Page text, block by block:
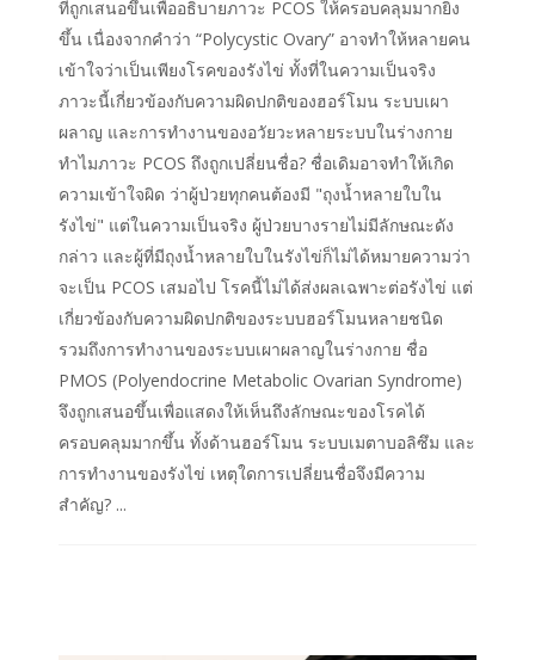
ที่ถูกเสนอขึ้นเพื่ออธิบายภาวะ PCOS ให้ครอบคลุมมากยิ่ง
ขึ้น เนื่องจากคำว่า “Polycystic Ovary” อาจทำให้หลายคน
เข้าใจว่าเป็นเพียงโรคของรังไข่ ทั้งที่ในความเป็นจริง
ภาวะนี้เกี่ยวข้องกับความผิดปกติของฮอร์โมน ระบบเผา
ผลาญ และการทำงานของอวัยวะหลายระบบในร่างกาย
ทำไมภาวะ PCOS ถึงถูกเปลี่ยนชื่อ? ชื่อเดิมอาจทำให้เกิด
ความเข้าใจผิด ว่าผู้ป่วยทุกคนต้องมี "ถุงน้ำหลายใบใน
รังไข่" แต่ในความเป็นจริง ผู้ป่วยบางรายไม่มีลักษณะดัง
กล่าว และผู้ที่มีถุงน้ำหลายใบในรังไข่ก็ไม่ได้หมายความว่า
จะเป็น PCOS เสมอไป โรคนี้ไม่ได้ส่งผลเฉพาะต่อรังไข่ แต่
เกี่ยวข้องกับความผิดปกติของระบบฮอร์โมนหลายชนิด
รวมถึงการทำงานของระบบเผาผลาญในร่างกาย ชื่อ
PMOS (Polyendocrine Metabolic Ovarian Syndrome)
จึงถูกเสนอขึ้นเพื่อแสดงให้เห็นถึงลักษณะของโรคได้
ครอบคลุมมากขึ้น ทั้งด้านฮอร์โมน ระบบเมตาบอลิซึม และ
การทำงานของรังไข่ เหตุใดการเปลี่ยนชื่อจึงมีความ
สำคัญ? ...